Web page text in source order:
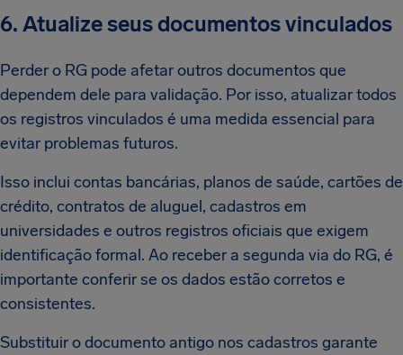
6. Atualize seus documentos vinculados
Perder o RG pode afetar outros documentos que
dependem dele para validação. Por isso, atualizar todos
os registros vinculados é uma medida essencial para
evitar problemas futuros.
Isso inclui contas bancárias, planos de saúde, cartões de
crédito, contratos de aluguel, cadastros em
universidades e outros registros oficiais que exigem
identificação formal. Ao receber a segunda via do RG, é
importante conferir se os dados estão corretos e
consistentes.
Substituir o documento antigo nos cadastros garante